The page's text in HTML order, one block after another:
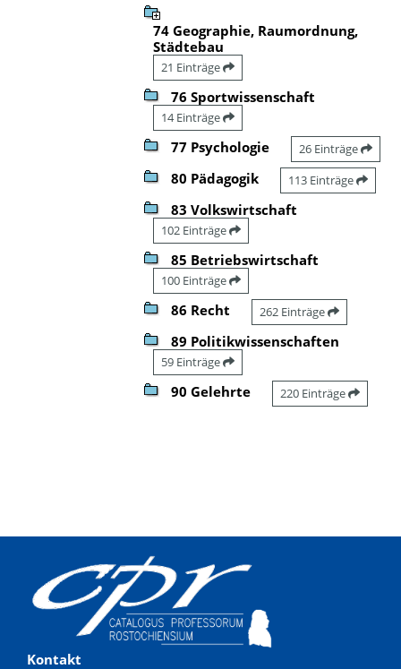
74 Geographie, Raumordnung,
Städtebau
21 Einträge
76 Sportwissenschaft
14 Einträge
77 Psychologie 26 Einträge
80 Pädagogik 113 Einträge
83 Volkswirtschaft
102 Einträge
85 Betriebswirtschaft
100 Einträge
86 Recht 262 Einträge
89 Politikwissenschaften
59 Einträge
90 Gelehrte 220 Einträge
Kontakt